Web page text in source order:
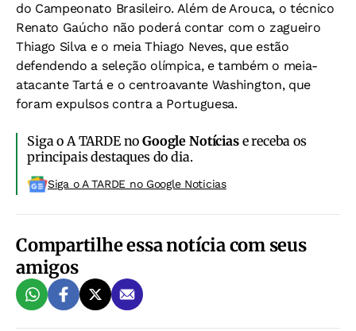
do Campeonato Brasileiro. Além de Arouca, o técnico
Renato Gaúcho não poderá contar com o zagueiro
Thiago Silva e o meia Thiago Neves, que estão
defendendo a seleção olímpica, e também o meia-
atacante Tartá e o centroavante Washington, que
foram expulsos contra a Portuguesa.
Siga o A TARDE noGoogle Notíciase receba os
principais destaques do dia.
Siga o A TARDE no Google Noticias
Compartilhe essa notícia com seus
amigos